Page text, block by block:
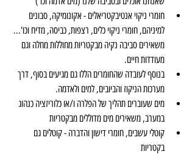
חומרי ניקוי אנטיבקטריאלים - אקונומיקה, סבונים
למיניהם, חומרי ניקוי כלים, רצפות, כביסה, מדיח וכו'...
משאירים סביבה נקיה מבקטריות מחוללות מחלה וגם
מעודדות חיים.
בנוסף לעובדה שהחומרים הללו גם מגיעים בסוף, דרך
מערכות הניקוז והביובים, למים ולאדמה.
מים שעוברים תהליך של הפלרה ו/או כלוריזציה כנהוג
במערב, משאירים מים מדוללים מבקטריות
קוטלי עשבים, חומרי דישון והדברה - קוטלים גם
בקטריות